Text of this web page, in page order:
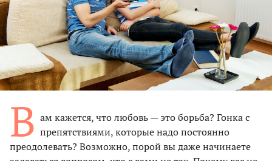
В ам кажется, что любовь — это борьба? Гонка с
препятствиями, которые надо постоянно
преодолевать? Возможно, порой вы даже начинаете